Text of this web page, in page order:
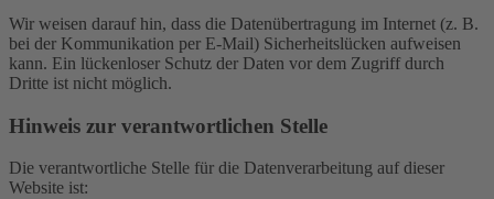
Wir weisen darauf hin, dass die Datenübertragung im Internet (z. B.
bei der Kommunikation per E-Mail) Sicherheitslücken aufweisen
kann. Ein lückenloser Schutz der Daten vor dem Zugriff durch
Dritte ist nicht möglich.
Hinweis zur verantwortlichen Stelle
Die verantwortliche Stelle für die Datenverarbeitung auf dieser
Website ist: